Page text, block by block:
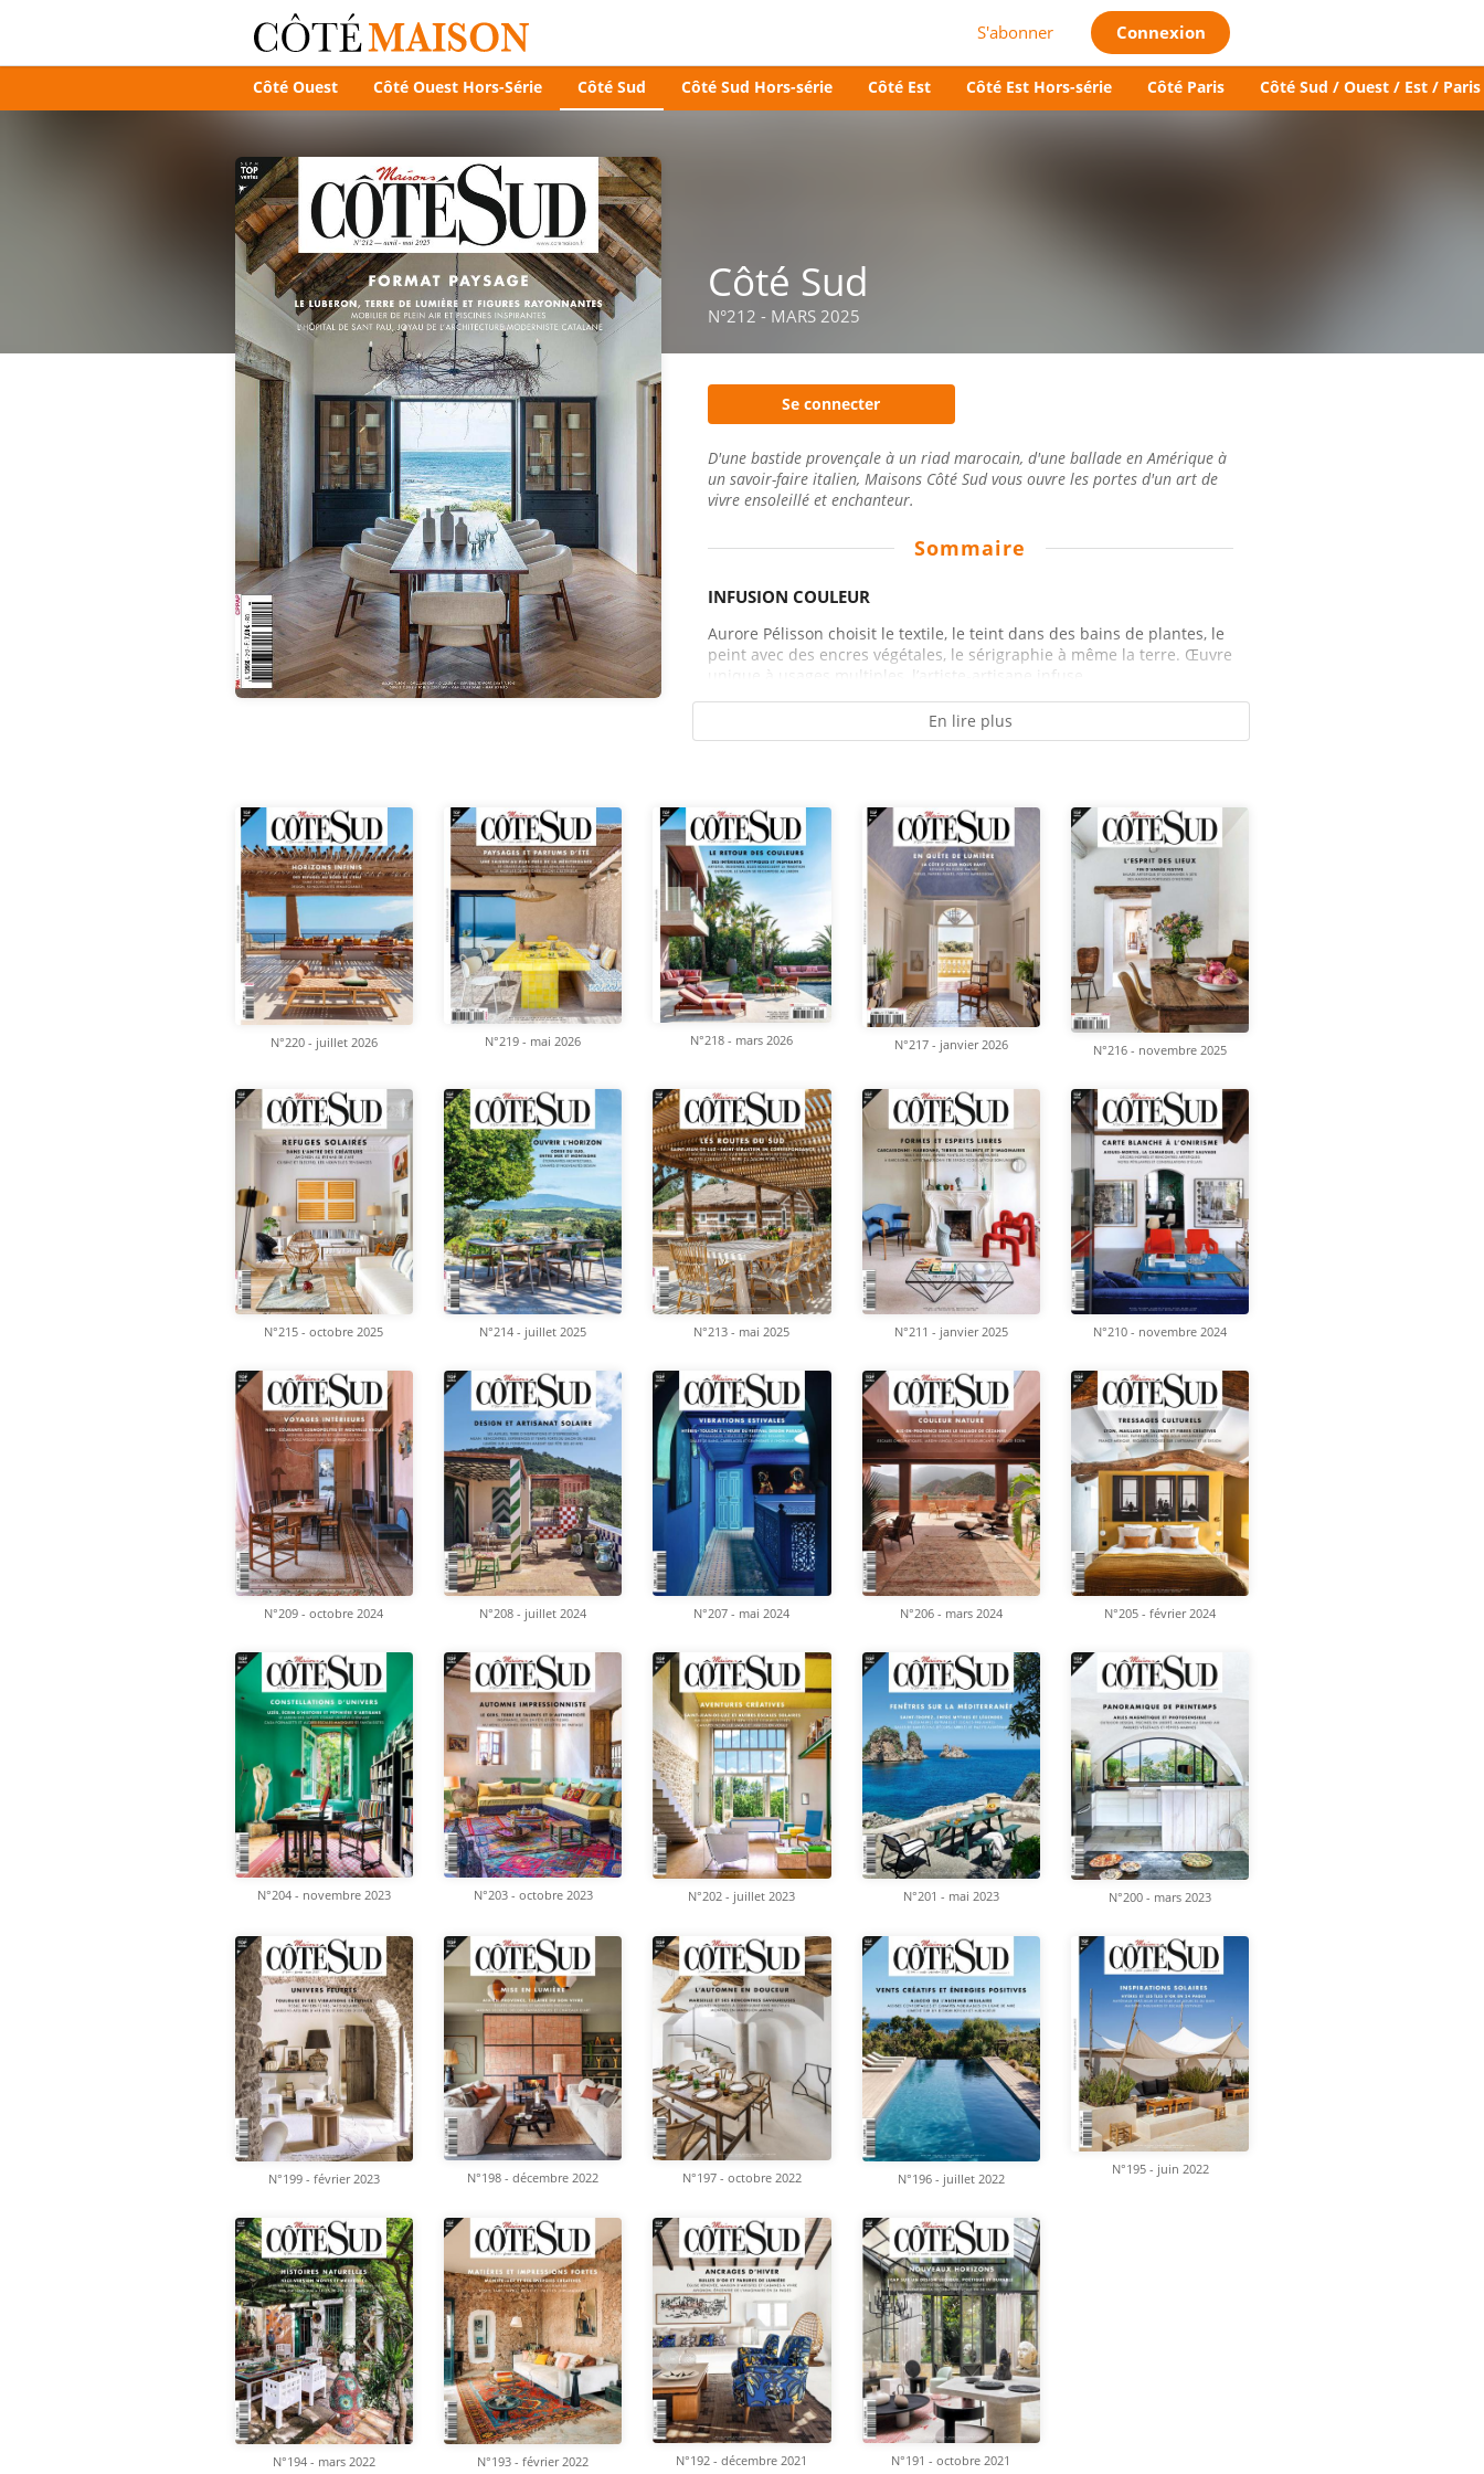
S'abonner Connexion
Côté Ouest Côté Ouest Hors-Série Côté Sud Côté Sud Hors-série Côté Est Côté Est Hors-série Côté Paris Côté Sud / Ouest / Est / Paris
Côté Sud
N°212 - MARS 2025
Se connecter
D'une bastide provençale à un riad marocain, d'une ballade en Amérique à
un savoir-faire italien, Maisons Côté Sud vous ouvre les portes d'un art de
vivre ensoleillé et enchanteur.
Sommaire
INFUSION COULEUR
Aurore Pélisson choisit le textile, le teint dans des bains de plantes, le
peint avec des encres végétales, le sérigraphie à même la terre. Œuvre
unique à usages multiples, l’artiste-artisane infuse...
En lire plus
N°220 - juillet 2026 N°219 - mai 2026 N°218 - mars 2026 N°217 - janvier 2026 N°216 - novembre 2025
N°215 - octobre 2025 N°214 - juillet 2025 N°213 - mai 2025 N°211 - janvier 2025 N°210 - novembre 2024
N°209 - octobre 2024 N°208 - juillet 2024 N°207 - mai 2024 N°206 - mars 2024 N°205 - février 2024
N°204 - novembre 2023 N°203 - octobre 2023 N°202 - juillet 2023 N°201 - mai 2023 N°200 - mars 2023
N°199 - février 2023 N°198 - décembre 2022 N°197 - octobre 2022 N°196 - juillet 2022
N°195 - juin 2022
N°194 - mars 2022 N°193 - février 2022 N°192 - décembre 2021 N°191 - octobre 2021